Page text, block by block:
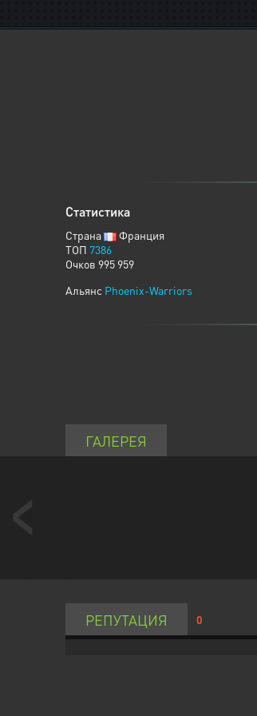
Статистика
Страна
Франция
ТОП 7386
Очков 995 959
Альянс Phoenix-Warriors
ГАЛЕРЕЯ
РЕПУТАЦИЯ 0